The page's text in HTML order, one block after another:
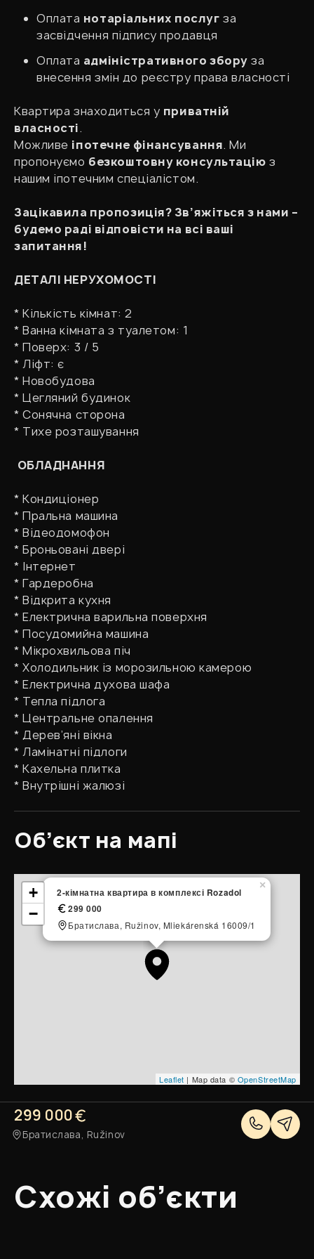
Оплата нотаріальних послуг за
засвідчення підпису продавця
Оплата адміністративного збору за
внесення змін до реєстру права власності
Квартира знаходиться у приватній
власності.
Можливе іпотечне фінансування. Ми
пропонуємо безкоштовну консультацію з
нашим іпотечним спеціалістом.
Зацікавила пропозиція? Зв’яжіться з нами –
будемо раді відповісти на всі ваші
запитання!
ДЕТАЛІ НЕРУХОМОСТІ
* Кількість кімнат: 2
* Ванна кімната з туалетом: 1
* Поверх: 3 / 5
* Ліфт: є
* Новобудова
* Цегляний будинок
* Сонячна сторона
* Тихе розташування
ОБЛАДНАННЯ
* Кондиціонер
* Пральна машина
* Відеодомофон
* Броньовані двері
* Інтернет
* Гардеробна
* Відкрита кухня
* Електрична варильна поверхня
* Посудомийна машина
* Мікрохвильова піч
* Холодильник із морозильною камерою
* Електрична духова шафа
* Тепла підлога
* Центральне опалення
* Дерев’яні вікна
* Ламінатні підлоги
* Кахельна плитка
* Внутрішні жалюзі
Об’єкт на мапі
2-кімнатна квартира в комплексі Rozadol
299 000
Братислава, Ružinov, Mliekárenská 16009/1
×
+
−
Leaflet | Map data © OpenStreetMap
299 000
Братислава, Ružinov
Схожі об’єкти